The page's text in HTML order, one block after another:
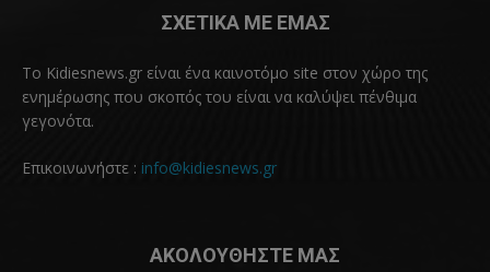
ΣΧΕΤΙΚΑ ΜΕ ΕΜΑΣ
Το Kidiesnews.gr είναι ένα καινοτόμο site στον χώρο της
ενημέρωσης που σκοπός του είναι να καλύψει πένθιμα
γεγονότα.
Επικοινωνήστε : info@kidiesnews.gr
ΑΚΟΛΟΥΘΗΣΤΕ ΜΑΣ